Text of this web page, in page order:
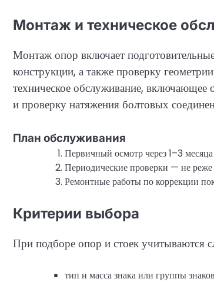
Монтаж и техническое
Монтаж опор включает
конструкции, а также проверку
техническое обслуживание, включающее
и проверку натяжения болтовых
План обслуживания
Первичный осмотр через 1–3
Периодические проверки — не реже
Ремонтные работы по коррекции
Критерии выбора
При подборе опор и стоек учитываются
тип и масса знака или группы